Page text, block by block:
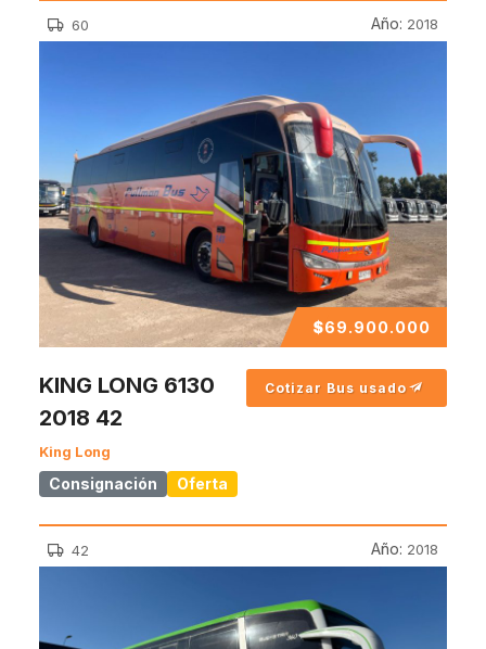
60 Año: 2018
$69.900.000
KING LONG 6130
2018 42
King Long
Consignación Oferta
Cotizar Bus usado
42 Año: 2018